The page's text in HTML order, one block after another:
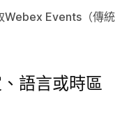
Webex Events（傳統
語言或時區